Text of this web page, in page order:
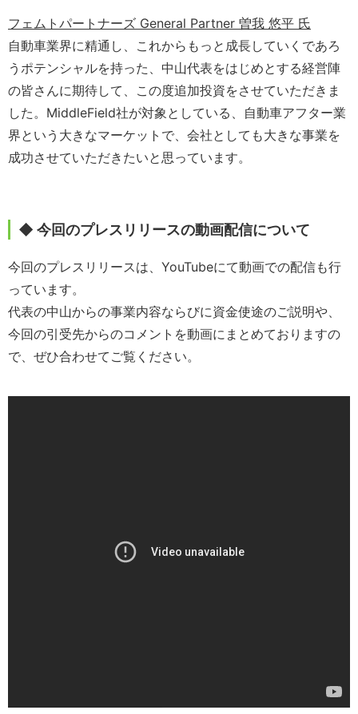
フェムトパートナーズ General Partner 曽我 悠平 氏
自動車業界に精通し、これからもっと成長していくであろ
うポテンシャルを持った、中山代表をはじめとする経営陣
の皆さんに期待して、この度追加投資をさせていただきま
した。MiddleField社が対象としている、自動車アフター業
界という大きなマーケットで、会社としても大きな事業を
成功させていただきたいと思っています。
◆ 今回のプレスリリースの動画配信について
今回のプレスリリースは、YouTubeにて動画での配信も行
っています。
代表の中山からの事業内容ならびに資金使途のご説明や、
今回の引受先からのコメントを動画にまとめておりますの
で、ぜひ合わせてご覧ください。